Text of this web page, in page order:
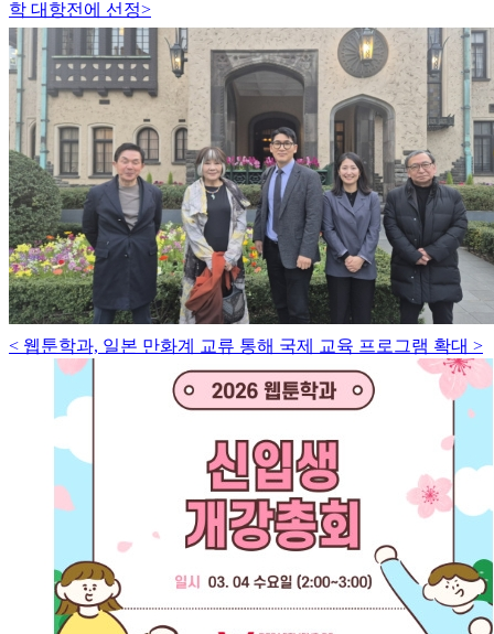
학 대항전에 선정>
< 웹툰학과, 일본 만화계 교류 통해 국제 교육 프로그램 확대 >